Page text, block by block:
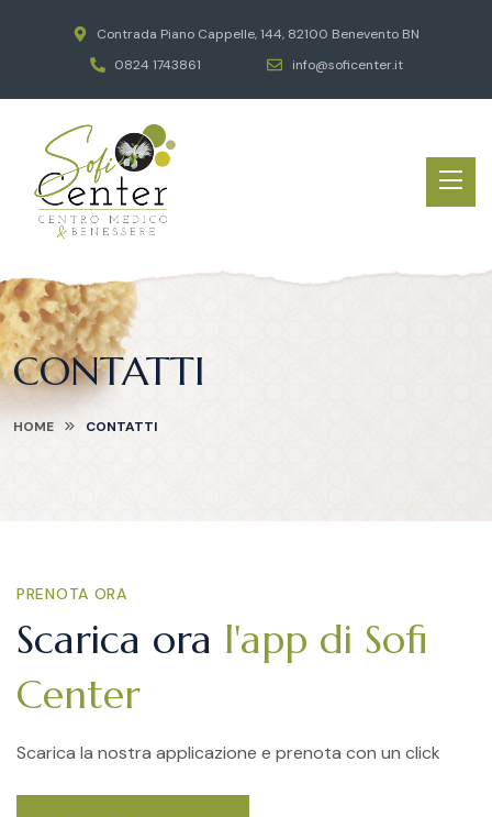
Contrada Piano Cappelle, 144, 82100 Benevento BN
0824 1743861
info@soficenter.it
CONTATTI
HOME CONTATTI
PRENOTA ORA
Scarica ora l'app di Sofi
Center
Scarica la nostra applicazione e prenota con un click